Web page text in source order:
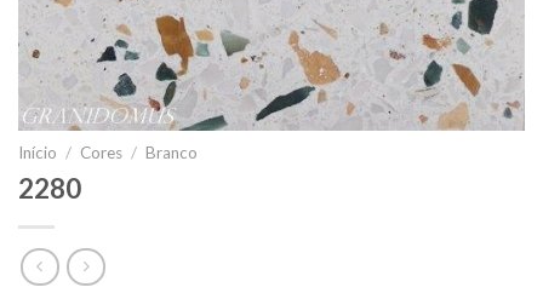
Início / Cores / Branco
2280